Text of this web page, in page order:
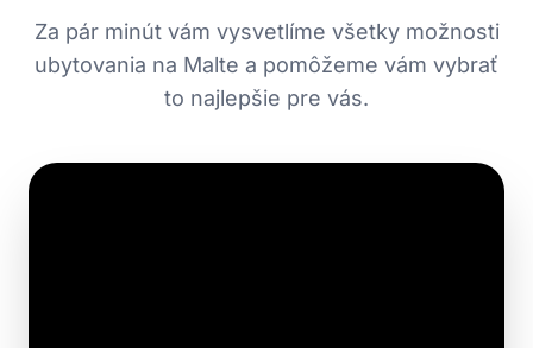
Za pár minút vám vysvetlíme všetky možnosti
ubytovania na Malte a pomôžeme vám vybrať
to najlepšie pre vás.